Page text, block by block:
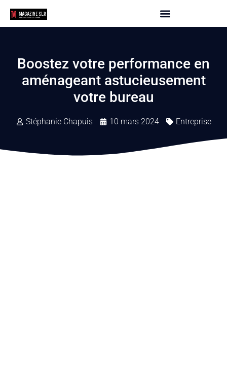
Boostez votre performance en
aménageant astucieusement
votre bureau
Stéphanie Chapuis 10 mars 2024 Entreprise